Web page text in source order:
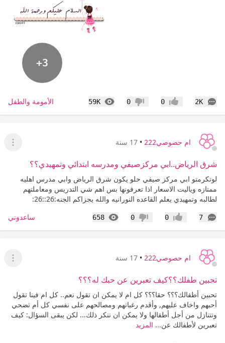
+3
2K
التعليقات إعجاب0 عدم إعجاب
0
59K
المشاهدات الأمومة والطفل
ام حصوصي222 • 17 سنة
عرض
شرق الرياض..ابي مركزصيفي ومدرسه ابتدائي وتمهيدي؟؟
لوتكرمتو ابي مركز صيفي حلو يكون شرق الرياض وابي مدرس اهليه
ممتازه وياليت الاسعار اذا تعرفونها بس اهم شي التدريس ومعاملتهم
لطالبه وتمهيدي يعلم القاعده النورانيه والله يجزاكم الجنه:26::26:
7
التعليقات إعجاب0 عدم إعجاب
0
658
المشاهدات ساعدوني
ام حصوصي222 • 17 سنة
عرض
تحبين طفلك؟؟كيف تعبرين عن حبك له؟؟؟
تحبين أطفالك؟؟؟ حقا؟؟؟ كل ام لا يمكن ان تقول نعم.. كل ام فينا تقول
أحبهم واخاف عليهم, وأقدم رغباتهم ومصالحهم على نفسي كل أم تضحي
وتتنازل من أجل أطفالها ولا يمكن ان ننكر ذلك... لكن يبقى السؤال: كيف
تعبرين لأطفالك عن... المزيد